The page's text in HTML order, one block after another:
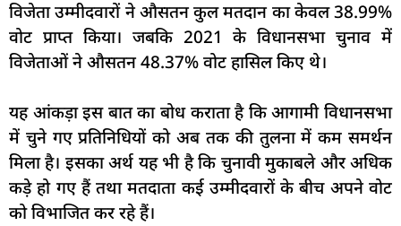
विजेता उम्मीदवारों ने औसतन कुल मतदान का केवल 38.99%
वोट प्राप्त किया। जबकि 2021 के विधानसभा चुनाव में
विजेताओं ने औसतन 48.37% वोट हासिल किए थे।
यह आंकड़ा इस बात का बोध कराता है कि आगामी विधानसभा
में चुने गए प्रतिनिधियों को अब तक की तुलना में कम समर्थन
मिला है। इसका अर्थ यह भी है कि चुनावी मुकाबले और अधिक
कड़े हो गए हैं तथा मतदाता कई उम्मीदवारों के बीच अपने वोट
को विभाजित कर रहे हैं।